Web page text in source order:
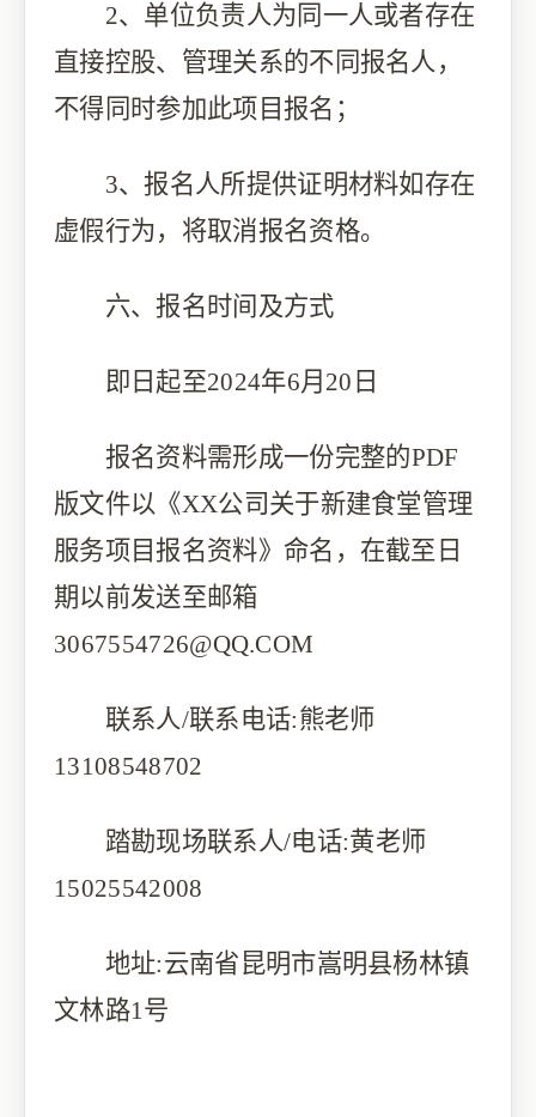
2、单位负责人为同一人或者存在
直接控股、管理关系的不同报名人，
不得同时参加此项目报名；
3、报名人所提供证明材料如存在
虚假行为，将取消报名资格。
六、报名时间及方式
即日起至2024年6月20日
报名资料需形成一份完整的PDF
版文件以《XX公司关于新建食堂管理
服务项目报名资料》命名，在截至日
期以前发送至邮箱
3067554726@QQ.COM
联系人/联系电话:熊老师
13108548702
踏勘现场联系人/电话:黄老师
15025542008
地址:云南省昆明市嵩明县杨林镇
文林路1号